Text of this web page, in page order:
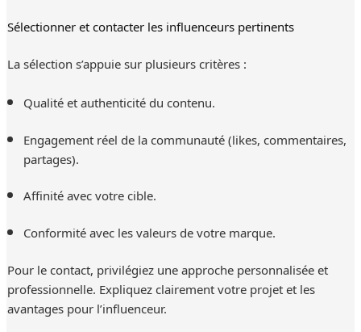
Sélectionner et contacter les influenceurs pertinents
La sélection s’appuie sur plusieurs critères :
Qualité et authenticité du contenu.
Engagement réel de la communauté (likes, commentaires,
partages).
Affinité avec votre cible.
Conformité avec les valeurs de votre marque.
Pour le contact, privilégiez une approche personnalisée et
professionnelle. Expliquez clairement votre projet et les
avantages pour l’influenceur.